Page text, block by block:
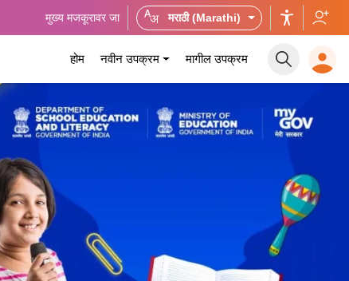
मुख्य मजकूरावर जा मराठी (Marathi)
होम नवीन उपक्रम मागील उपक्रम